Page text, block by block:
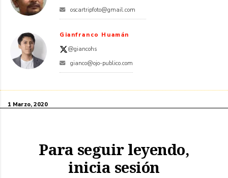
oscartripfoto@gmail.com
Gianfranco Huamán
@giancohs
gianco@ojo-publico.com
1 Marzo, 2020
Para seguir leyendo,
inicia sesión